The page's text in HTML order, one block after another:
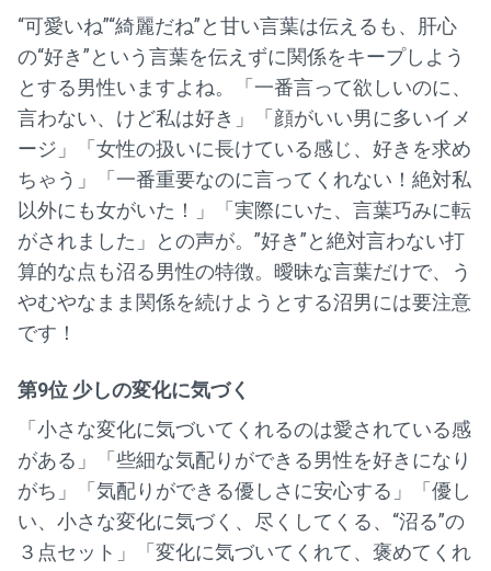
“可愛いね”“綺麗だね”と甘い言葉は伝えるも、肝心
の“好き”という言葉を伝えずに関係をキープしよう
とする男性いますよね。「一番言って欲しいのに、
言わない、けど私は好き」「顔がいい男に多いイメ
ージ」「女性の扱いに長けている感じ、好きを求め
ちゃう」「一番重要なのに言ってくれない！絶対私
以外にも女がいた！」「実際にいた、言葉巧みに転
がされました」との声が。”好き”と絶対言わない打
算的な点も沼る男性の特徴。曖昧な言葉だけで、う
やむやなまま関係を続けようとする沼男には要注意
です！
第9位 少しの変化に気づく
「小さな変化に気づいてくれるのは愛されている感
がある」「些細な気配りができる男性を好きになり
がち」「気配りができる優しさに安心する」「優し
い、小さな変化に気づく、尽くしてくる、“沼る”の
３点セット」「変化に気づいてくれて、褒めてくれ